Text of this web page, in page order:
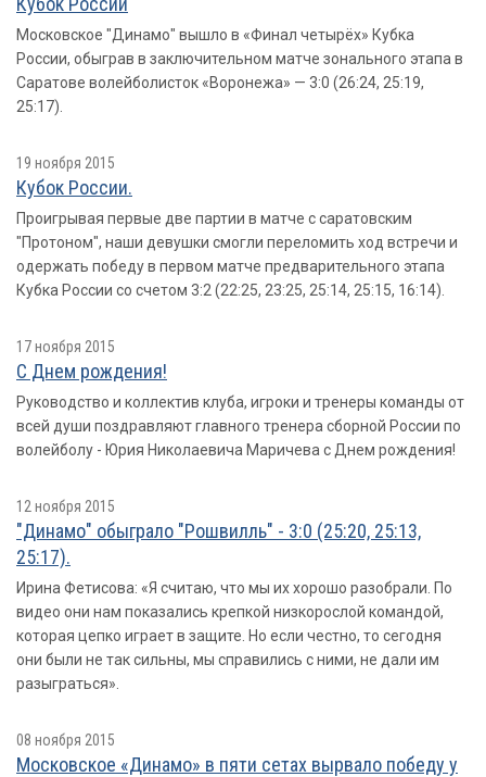
Московское "Динамо" вышло в «Финал четырёх» Кубка
России, обыграв в заключительном матче зонального этапа в
Саратове волейболисток «Воронежа» — 3:0 (26:24, 25:19,
25:17).
19 ноября 2015
Кубок России.
Проигрывая первые две партии в матче с саратовским
"Протоном", наши девушки смогли переломить ход встречи и
одержать победу в первом матче предварительного этапа
Кубка России со счетом 3:2 (22:25, 23:25, 25:14, 25:15, 16:14).
17 ноября 2015
С Днем рождения!
Руководство и коллектив клуба, игроки и тренеры команды от
всей души поздравляют главного тренера сборной России по
волейболу - Юрия Николаевича Маричева с Днем рождения!
12 ноября 2015
"Динамо" обыграло "Рошвилль" - 3:0 (25:20, 25:13,
25:17).
Ирина Фетисова: «Я считаю, что мы их хорошо разобрали. По
видео они нам показались крепкой низкорослой командой,
которая цепко играет в защите. Но если честно, то сегодня
они были не так сильны, мы справились с ними, не дали им
разыграться».
08 ноября 2015
Московское «Динамо» в пяти сетах вырвало победу у